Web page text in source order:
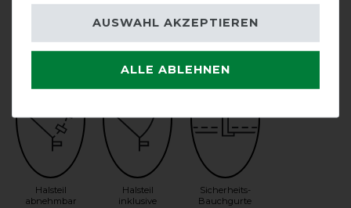
atmungsaktiv
DISC-
Halsteil
abnehmbar
Halsteil
inklusive
Sicherheits-
Bauchgurte
ALLE ABLEHNEN
AUSWAHL AKZEPTIEREN